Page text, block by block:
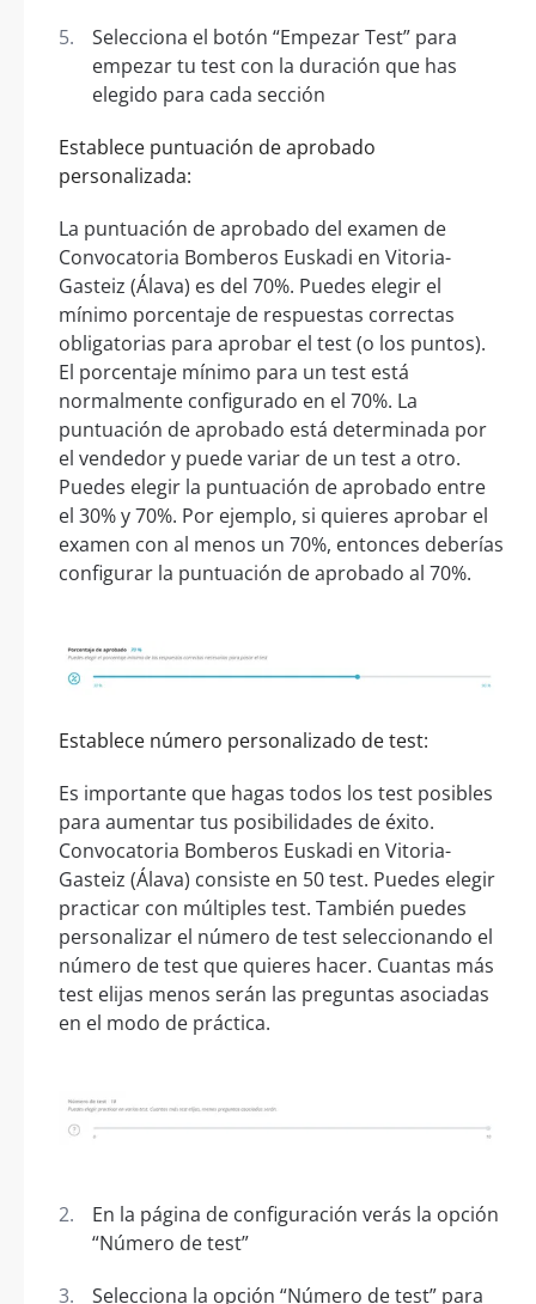
Selecciona el botón “Empezar Test” para
empezar tu test con la duración que has
elegido para cada sección
Establece puntuación de aprobado
personalizada:
La puntuación de aprobado del examen de
Convocatoria Bomberos Euskadi en Vitoria-
Gasteiz (Álava) es del 70%. Puedes elegir el
mínimo porcentaje de respuestas correctas
obligatorias para aprobar el test (o los puntos).
El porcentaje mínimo para un test está
normalmente configurado en el 70%. La
puntuación de aprobado está determinada por
el vendedor y puede variar de un test a otro.
Puedes elegir la puntuación de aprobado entre
el 30% y 70%. Por ejemplo, si quieres aprobar el
examen con al menos un 70%, entonces deberías
configurar la puntuación de aprobado al 70%.
Establece número personalizado de test:
Es importante que hagas todos los test posibles
para aumentar tus posibilidades de éxito.
Convocatoria Bomberos Euskadi en Vitoria-
Gasteiz (Álava) consiste en 50 test. Puedes elegir
practicar con múltiples test. También puedes
personalizar el número de test seleccionando el
número de test que quieres hacer. Cuantas más
test elijas menos serán las preguntas asociadas
en el modo de práctica.
En la página de configuración verás la opción
“Número de test”
Selecciona la opción “Número de test” para